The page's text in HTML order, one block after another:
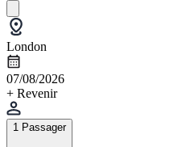
London
07/08/2026
+ Revenir
1 Passager